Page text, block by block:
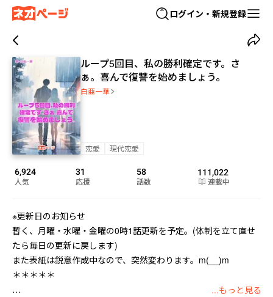
ログイン・新規登録
ループ5回目、私の勝利確定です。さ
ぁ。喜んで復讐を始めましょう。
白亜一華
恋愛 現代恋愛
6,924
人気
31
応援
58
話数
111,022
連載中
※更新日のお知らせ
暫く、月曜・水曜・金曜の0時1話更新を予定。(体制を立て直せ
たら毎日の更新に戻します)
また表紙は鋭意作成中なので、突然変わります。m(__)m
＊＊＊＊＊
...もっと見る